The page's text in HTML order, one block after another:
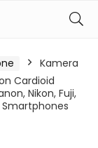
Kamera
Cardioid
Nikon, Fuji,
Smartphones